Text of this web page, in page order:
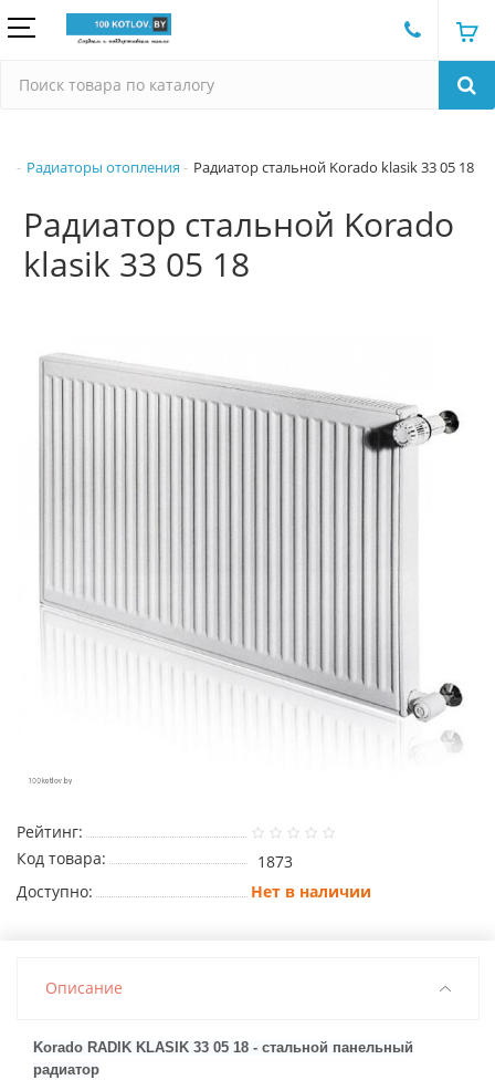
Радиаторы отопления Радиатор стальной Korado klasik 33 05 18
Радиатор стальной Korado
klasik 33 05 18
Рейтинг:
Код товара:
1873
Доступно:
Нет в наличии
Описание
Korado RADIK KLASIK 33 05 18 - стальной панельный
радиатор